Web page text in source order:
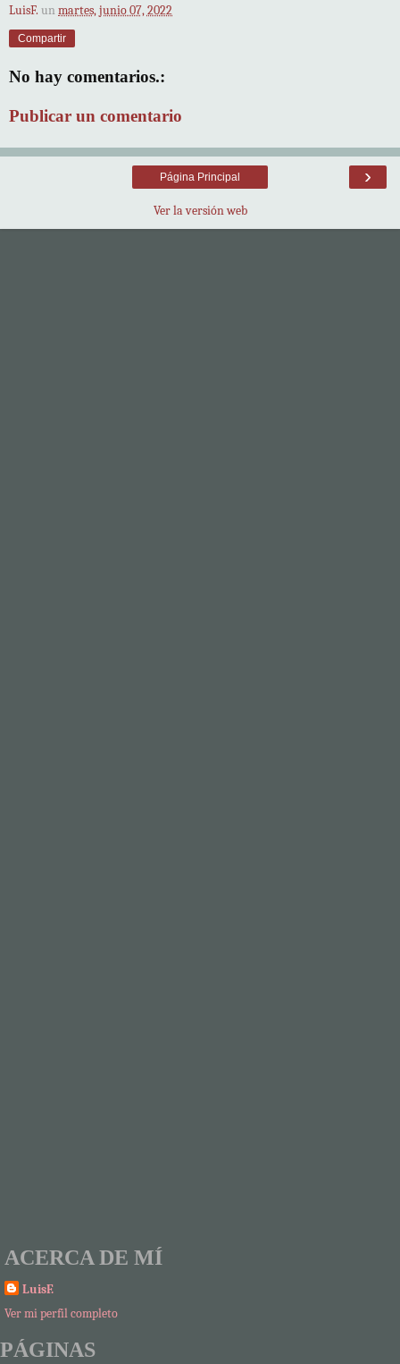
LuisF. un martes, junio 07, 2022
Compartir
No hay comentarios.:
Publicar un comentario
›
Página Principal
Ver la versión web
ACERCA DE MÍ
LuisF.
Ver mi perfil completo
PÁGINAS